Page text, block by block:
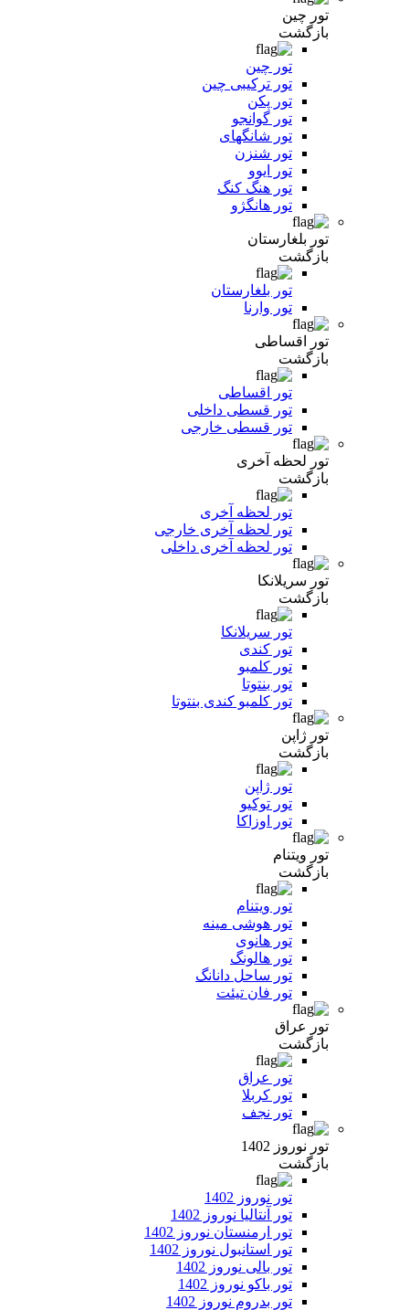
تور چین
بازگشت
تور چین
تور ترکیبی چین
تور پکن
تور گوانجو
تور شانگهای
تور شنزن
تور ایوو
تور هنگ کنگ
تور هانگژو
تور بلغارستان
بازگشت
تور بلغارستان
تور وارنا
تور اقساطی
بازگشت
تور اقساطی
تور قسطی داخلی
تور قسطی خارجی
تور لحظه آخری
بازگشت
تور لحظه آخری
تور لحظه آخری خارجی
تور لحظه آخری داخلی
تور سریلانکا
بازگشت
تور سریلانکا
تور کندی
تور کلمبو
تور بنتوتا
تور کلمبو کندی بنتوتا
تور ژاپن
بازگشت
تور ژاپن
تور توکیو
تور اوزاکا
تور ویتنام
بازگشت
تور ویتنام
تور هوشی مینه
تور هانوی
تور هالونگ
تور ساحل دانانگ
تور فان تیئت
تور عراق
بازگشت
تور عراق
تور کربلا
تور نجف
تور نوروز 1402
بازگشت
تور نوروز 1402
تور آنتالیا نوروز 1402
تور ارمنستان نوروز 1402
تور استانبول نوروز 1402
تور بالی نوروز 1402
تور باکو نوروز 1402
تور بدروم نوروز 1402